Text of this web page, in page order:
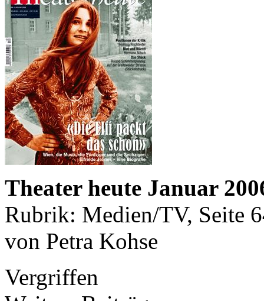
Theater heute Januar
Rubrik: Medien/TV, Seite
von Petra Kohse
Vergriffen